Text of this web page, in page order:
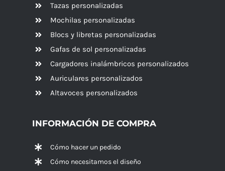
Tazas personalizadas
Mochilas personalizadas
Blocs y libretas personalizadas
Gafas de sol personalizadas
Cargadores inalámbricos personalizados
Auriculares personalizados
Altavoces personalizados
INFORMACIÓN DE COMPRA
Cómo hacer un pedido
Cómo necesitamos el diseño